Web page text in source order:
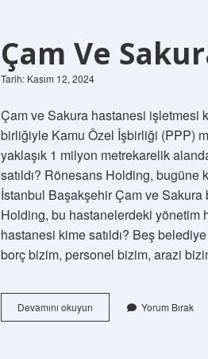
Çam Ve
Tarih: Kasım 12, 2024
Çam ve Sakura hastanesi işletmesi
birliğiyle Kamu Özel İşbirliği (PPP)
yaklaşık 1 milyon metrekarelik
satıldı? Rönesans Holding, bugüne
İstanbul Başakşehir Çam ve Sakura
Holding, bu hastanelerdeki yönetim
hastanesi kime satıldı? Beş
borç bizim, personel bizim, arazi
Devamını okuyun
Ve
Yorum Bırak